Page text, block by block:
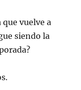
vuelve a
siendo la